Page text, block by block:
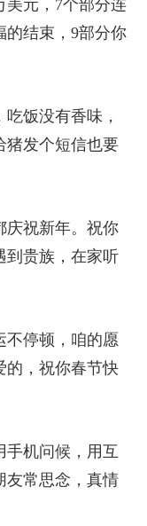
美元，7个部分连
的结束，9部分你
饭没有香味，
猪发个短信也要
庆祝新年。祝你
到贵族，在家听
不停顿，咱的愿
的，祝你春节快
手机问候，用互
友常思念，真情